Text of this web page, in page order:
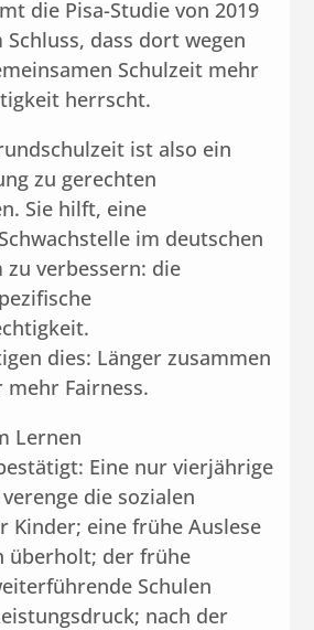
die Pisa-Studie von 2019
dass dort wegen
Schulzeit mehr
herrscht.
ist also ein
zu gerechten
Sie hilft, eine
im deutschen
zu verbessern: die
dies: Länger zusammen
Fairness.
Lernen
Eine nur vierjährige
die sozialen
Kinder; eine frühe Auslese
überholt; der frühe
Schulen
nach der